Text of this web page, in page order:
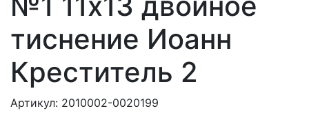
тиснение Иоанн
Креститель 2
Артикул: 2010002-0020199